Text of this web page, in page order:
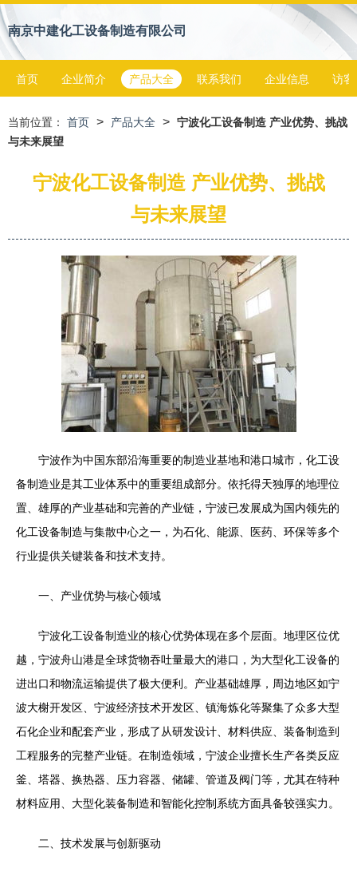
南京中建化工设备制造有限公司
首页 企业简介 产品大全 联系我们 企业信息 访客
当前位置： 首页 > 产品大全 > 宁波化工设备制造 产业优势、挑战
与未来展望
宁波化工设备制造 产业优势、挑战
与未来展望
宁波作为中国东部沿海重要的制造业基地和港口城市，化工设
备制造业是其工业体系中的重要组成部分。依托得天独厚的地理位
置、雄厚的产业基础和完善的产业链，宁波已发展成为国内领先的
化工设备制造与集散中心之一，为石化、能源、医药、环保等多个
行业提供关键装备和技术支持。
一、产业优势与核心领域
宁波化工设备制造业的核心优势体现在多个层面。地理区位优
越，宁波舟山港是全球货物吞吐量最大的港口，为大型化工设备的
进出口和物流运输提供了极大便利。产业基础雄厚，周边地区如宁
波大榭开发区、宁波经济技术开发区、镇海炼化等聚集了众多大型
石化企业和配套产业，形成了从研发设计、材料供应、装备制造到
工程服务的完整产业链。在制造领域，宁波企业擅长生产各类反应
釜、塔器、换热器、压力容器、储罐、管道及阀门等，尤其在特种
材料应用、大型化装备制造和智能化控制系统方面具备较强实力。
二、技术发展与创新驱动